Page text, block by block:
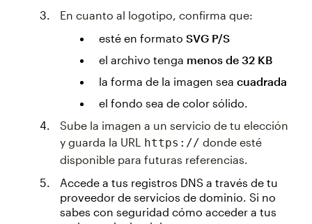
En cuanto al logotipo, confirma que:
esté en formato SVG P/S
el archivo tenga menos de 32 KB
la forma de la imagen sea cuadrada
el fondo sea de color sólido.
Sube la imagen a un servicio de tu elección
y guarda la URL https:// donde esté
disponible para futuras referencias.
Accede a tus registros DNS a través de tu
proveedor de servicios de dominio. Si no
sabes con seguridad cómo acceder a tus